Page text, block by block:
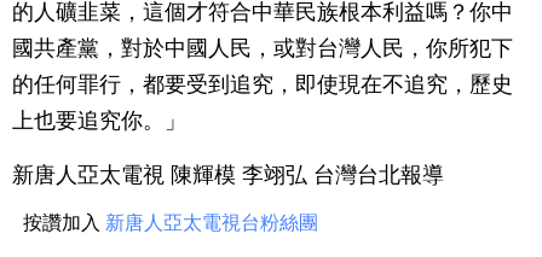
的人礦韭菜，這個才符合中華民族根本利益嗎？你中
國共產黨，對於中國人民，或對台灣人民，你所犯下
的任何罪行，都要受到追究，即使現在不追究，歷史
上也要追究你。」
新唐人亞太電視 陳輝模 李翊弘 台灣台北報導
按讚加入 新唐人亞太電視台粉絲團